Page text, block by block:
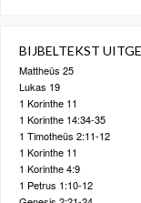
BIJBELTEKST
Mattheüs 25
Lukas 19
1 Korinthe 11
1 Korinthe 14:34-35
1 Timotheüs 2:11-12
1 Korinthe 11
1 Korinthe 4:9
1 Petrus 1:10-12